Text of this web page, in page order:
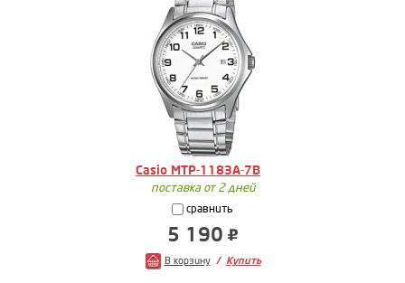
Casio MTP-1183A-7B
поставка от 2 дней
сравнить
5 190
В корзину Купить